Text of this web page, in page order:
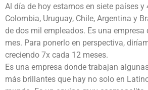
Al día de hoy estamos en siete países y
Colombia, Uruguay, Chile, Argentina y
de dos mil empleados. Es una empresa
mes. Para ponerlo en perspectiva,
creciendo 7x cada 12 meses.
Es una empresa donde trabajan
más brillantes que hay no solo en